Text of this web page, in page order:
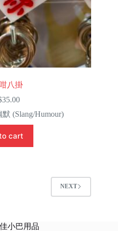
八掛
35.00
(Slang/Humour)
cart
NEXT
小巴用品